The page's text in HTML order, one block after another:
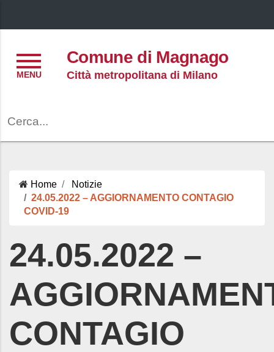
Comune di Magnago
Città metropolitana di Milano
Home
Notizie
24.05.2022 – AGGIORNAMENTO CONTAGIO
COVID-19
24.05.2022 –
CONTAGIO